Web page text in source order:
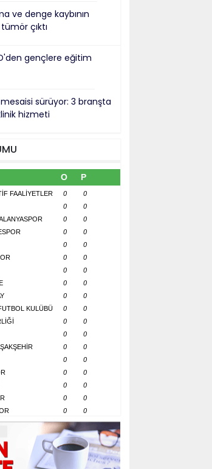
ve denge kaybının
çıktı
gençlere eğitim
sürüyor: 3 branşta
hizmeti
O P
FAALİYETLER 0
0
0
0
0
0
0
0
0
0
0
0
0
0
0
0
0
0
KULÜBÜ 0
0
0
0
0
0
0
0
0
0
0
0
0
0
0
0
0 0